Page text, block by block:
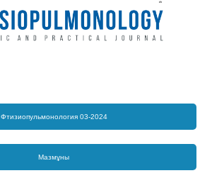
Фтизиопульмонология 03-2024
Мазмұны